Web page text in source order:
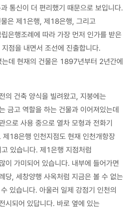
통신이 더 편리했기 때문으로 보입니다.
은 제1은행, 제18은행, 그리고
은행조례에 따라 가장 먼저 인가를 받은
점을 내면서 조선에 진출합니다.
데 현재의 건물은 1897년부터 2년간에
의 건축 양식을 빌려왔고, 지붕에는
금고 역할을 하는 건물과 이어져있는데
으로 사용 중으로 열차 모형과 전화기
제18은행 인천지점도 현재 인천개항장
있습니다. 제1은행 지점처럼
이 가미되어 있습니다. 내부에 들어가면
당, 세창양행 사옥처럼 지금은 볼 수 없는
있습니다. 아울러 일제 강점기 인천의
시되어 있답니다. 바로 옆에 있는